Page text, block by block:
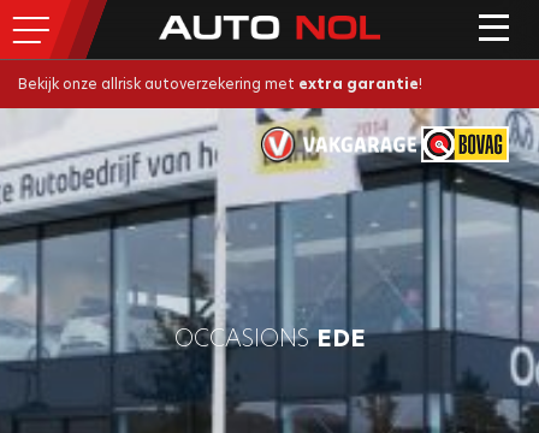
Bekijk onze allrisk autoverzekering met extra garantie!
OCCASIONSEDE